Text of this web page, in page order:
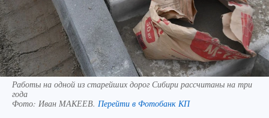
Работы на одной из старейших дорог Сибири рассчитаны на три
года
Фото: Иван МАКЕЕВ. Перейти в Фотобанк КП